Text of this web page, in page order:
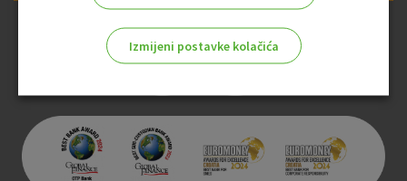
Izmijeni postavke kolačića